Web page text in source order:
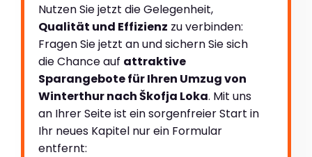
Nutzen Sie jetzt die Gelegenheit,
Qualität und Effizienz zu verbinden:
Fragen Sie jetzt an und sichern Sie sich
die Chance auf attraktive
Sparangebote für Ihren Umzug von
Winterthur nach Škofja Loka. Mit uns
an Ihrer Seite ist ein sorgenfreier Start in
Ihr neues Kapitel nur ein Formular
entfernt: